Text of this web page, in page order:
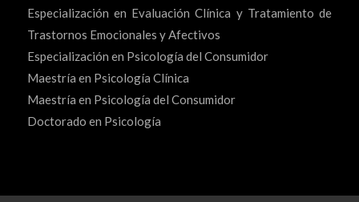
Especialización en Evaluación Clínica y Tratamiento de
Trastornos Emocionales y Afectivos
Especialización en Psicología del Consumidor
Maestría en Psicología Clínica
Maestría en Psicología del Consumidor
Doctorado en Psicología